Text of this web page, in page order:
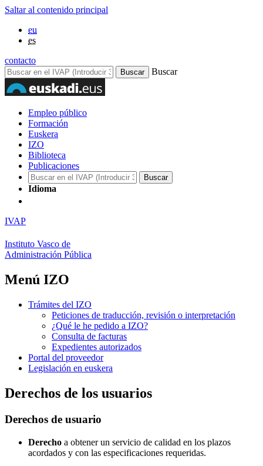
Saltar al contenido principal
eu
es
contacto
Buscar
Empleo público
Formación
Euskera
IZO
Biblioteca
Publicaciones
Idioma
IVAP
Instituto Vasco de
Administración Pública
Menú IZO
Trámites del IZO
Peticiones de traducción, revisión o interpretación
¿Qué le he pedido a IZO?
Consulta de facturas
Expedientes autorizados
Portal del proveedor
Legislación en euskera
Derechos de los usuarios
Derechos de usuario
Derecho a obtener un servicio de calidad en los plazos
acordados y con las especificaciones requeridas.